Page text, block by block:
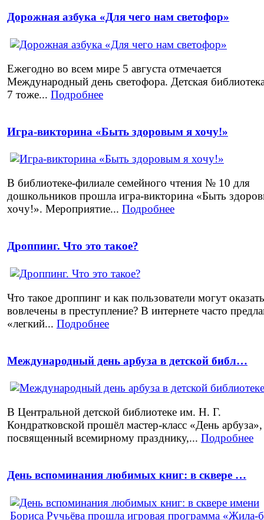
Дорожная азбука «Для чего нам светофор»
Ежегодно во всем мире 5 августа отмечается
Международный день светофора. Детская
7 тоже... Подробнее
Игра-викторина «Быть здоровым я хочу!»
В библиотеке-филиале семейного чтения № 10 для
дошкольников прошла игра-викторина «Быть
хочу!». Мероприятие... Подробнее
Дроппинг. Что это такое?
Что такое дроппинг и как пользователи могут
вовлечены в преступление? В интернете часто
«легкий... Подробнее
Международный день арбуза в детской библ…
В Центральной детской библиотеке им. Н. Г.
Кондратковской прошёл мастер-класс «День арбуза»,
посвященный всемирному празднику,... Подробнее
День вспоминания любимых книг: в сквере …